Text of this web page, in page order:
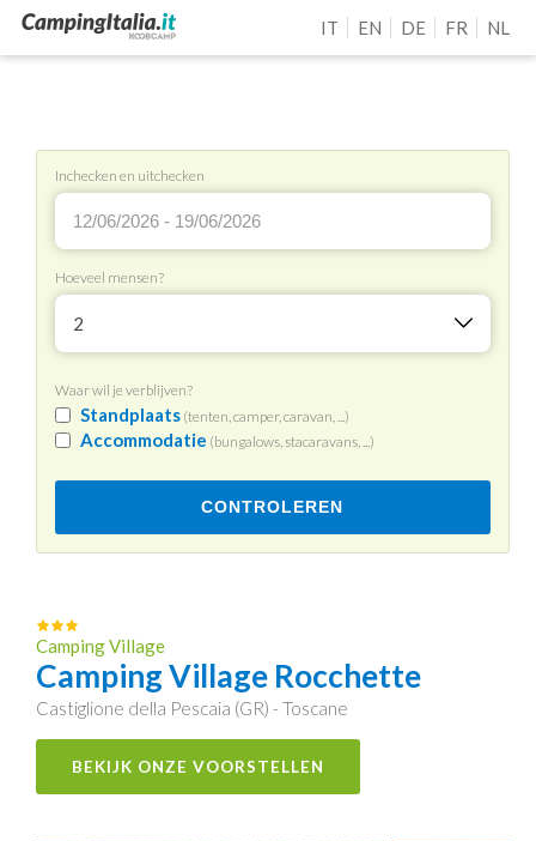
IT EN DE FR NL
Inchecken en uitchecken
Hoeveel mensen?
2
Waar wil je verblijven?
Standplaats(tenten, camper, caravan, ...)
Accommodatie (bungalows, stacaravans, ...)
CONTROLEREN
Camping Village
Camping Village Rocchette
Castiglione della Pescaia (GR) - Toscane
BEKIJK ONZE VOORSTELLEN